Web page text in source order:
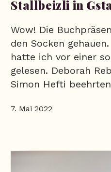
Stallbeizli in
Wow! Die
den Socken
hatte ich vor einer
gelesen. Deborah
Simon Hefti
7. Mai 2022